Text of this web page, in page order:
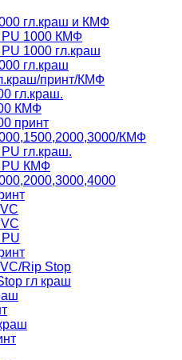
гл.краш и КМФ
PU 1000 КМФ
1000 гл.краш
гл.краш
принт/КМФ
гл.краш.
КМФ
принт
КМФ
гл.краш.
PU КМФ
Rip Stop
гл краш